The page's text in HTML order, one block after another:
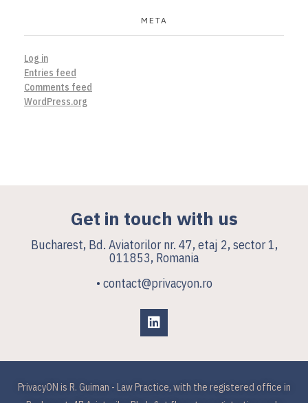
META
Log in
Entries feed
Comments feed
WordPress.org
Get in touch with us
Bucharest, Bd. Aviatorilor nr. 47, etaj 2, sector 1,
011853, Romania
• contact@privacyon.ro
PrivacyON is R. Guiman - Law Practice, with the registered office in